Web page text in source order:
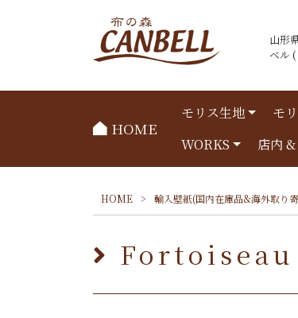
山形
ベル
HOME
モリス生地 モ
WORKS
店内
HOME > 輸入壁紙(国内在庫品&海外取り
Fortoiseau